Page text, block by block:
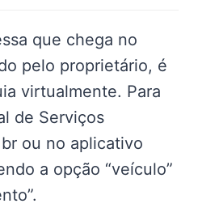
que chega no
pelo proprietário, é
virtualmente. Para
de Serviços
ou no aplicativo
a opção “veículo”